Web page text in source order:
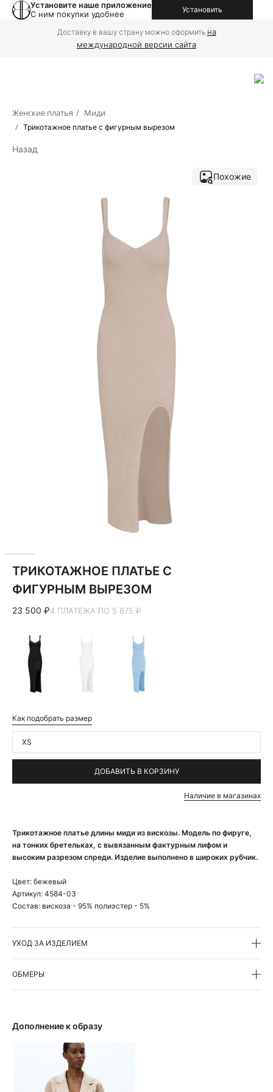
Установите наше приложение
С ним покупки удобнее
Установить
Доставку в вашу страну можно оформить на
международной версии сайта
Женские платья / Миди
/ Трикотажное платье с фигурным вырезом
Назад
Трикотажное платье длины миди из вискозы. Модель по фируге,
на тонких бретельках, с вывязанным фактурным лифом и
высоким разрезом спреди. Изделие выполнено в широких рубчик.
Цвет: бежевый
Артикул: 4584-03
Состав: вискоза - 95% полиэстер - 5%
УХОД ЗА ИЗДЕЛИЕМ
ОБМЕРЫ
Похожие
ТРИКОТАЖНОЕ ПЛАТЬЕ С
ФИГУРНЫМ ВЫРЕЗОМ
23 500 ₽4 ПЛАТЕЖА ПО 5 875 ₽
Как подобрать размер
XS
ДОБАВИТЬ В КОРЗИНУ
Наличие в магазинах
Дополнение к образу